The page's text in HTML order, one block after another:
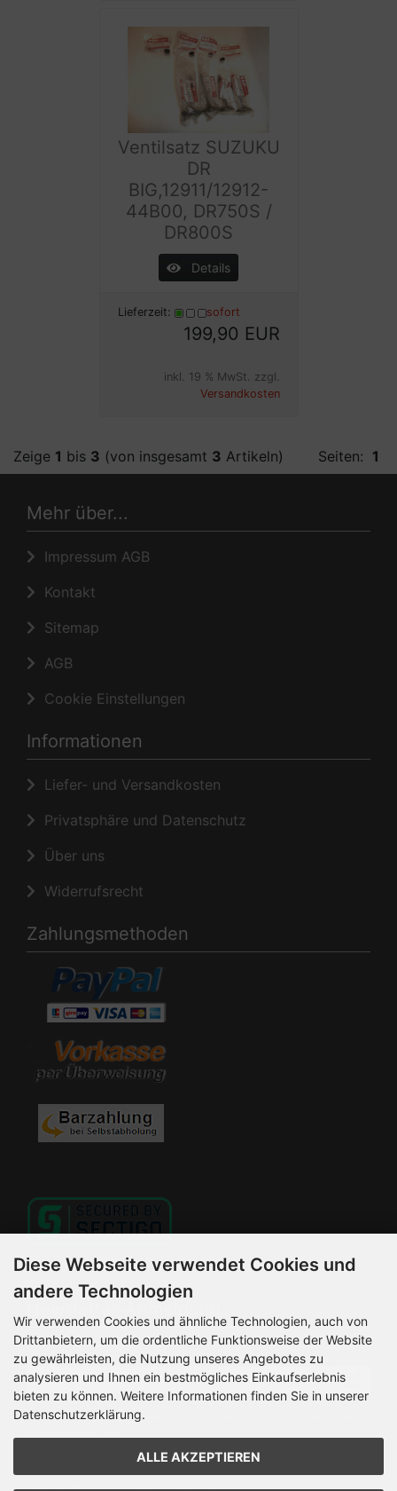
Ventilsatz SUZUKU
DR
BIG,12911/12912-
44B00, DR750S /
DR800S
Details
Lieferzeit: sofort
199,90 EUR
inkl. 19 % MwSt. zzgl.
Versandkosten
Zeige 1 bis 3 (von insgesamt 3 Artikeln) Seiten: 1
Mehr über...
Impressum AGB
Kontakt
Sitemap
AGB
Cookie Einstellungen
Informationen
Liefer- und Versandkosten
Privatsphäre und Datenschutz
Über uns
Widerrufsrecht
Zahlungsmethoden
Newsletter-Anmeldung
E-Mail-Adresse:
Der Newsletter kann jederzeit hier oder in Ihrem Kundenkonto
Diese Webseite verwendet Cookies und
andere Technologien
Wir verwenden Cookies und ähnliche Technologien, auch von
Drittanbietern, um die ordentliche Funktionsweise der Website
zu gewährleisten, die Nutzung unseres Angebotes zu
analysieren und Ihnen ein bestmögliches Einkaufserlebnis
bieten zu können. Weitere Informationen finden Sie in unserer
Datenschutzerklärung.
ALLE AKZEPTIEREN